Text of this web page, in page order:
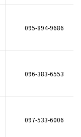
095-894-9686
096-383-6553
097-533-6006